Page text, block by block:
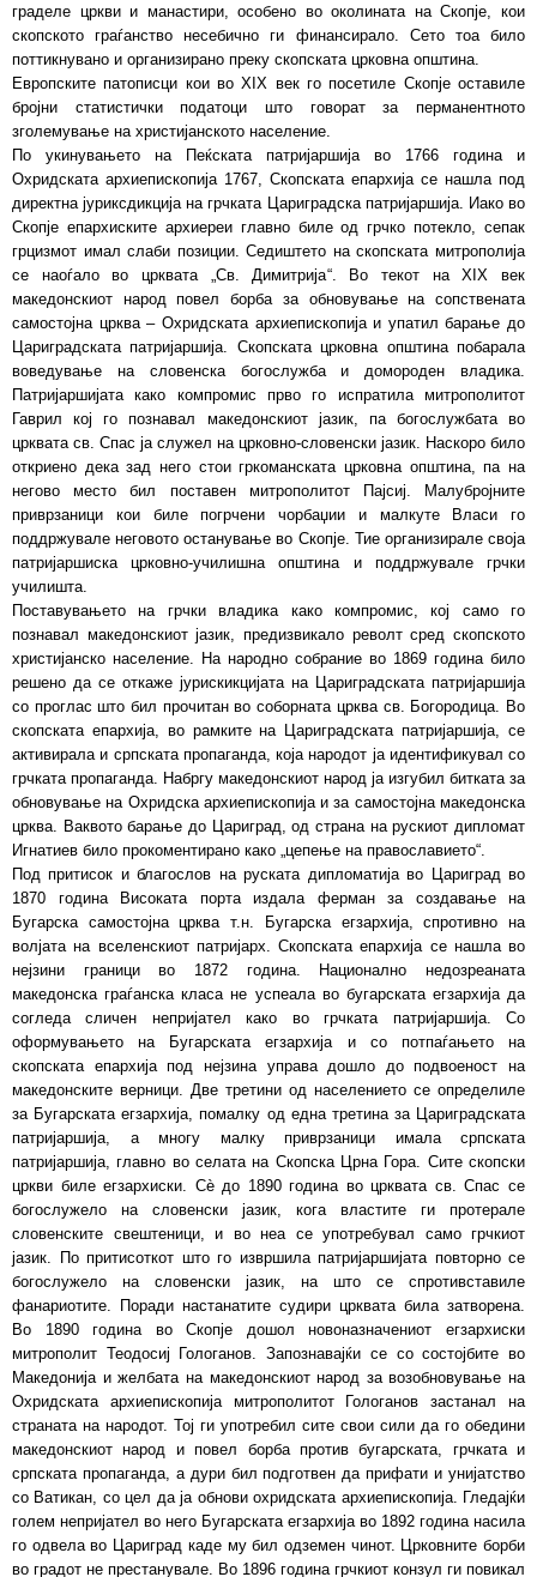
граделе цркви и манастири, особено во околината на Скопје, кои
скопското граѓанство несебично ги финансирало. Сето тоа било
поттикнувано и организирано преку скопската црковна општина.
Европските патописци кои во XIX век го посетиле Скопје оставиле
бројни статистички податоци што говорат за перманентното
зголемување на христијанското население.
По укинувањето на Пеќската патријаршија во 1766 година и
Охридската архиепископија 1767, Скопската епархија се нашла под
директна јуриксдикција на грчката Цариградска патријаршија. Иако во
Скопје епархиските архиереи главно биле од грчко потекло, сепак
грцизмот имал слаби позиции. Седиштето на скопската митрополија
се наоѓало во црквата „Св. Димитрија“. Во текот на XIX век
македонскиот народ повел борба за обновување на сопствената
самостојна црква – Охридската архиепископија и упатил барање до
Цариградската патријаршија. Скопската црковна општина побарала
воведување на словенска богослужба и домороден владика.
Патријаршијата како компромис прво го испратила митрополитот
Гаврил кој го познавал македонскиот јазик, па богослужбата во
црквата св. Спас ја служел на црковно-словенски јазик. Наскоро било
откриено дека зад него стои гркоманската црковна општина, па на
негово место бил поставен митрополитот Пајсиј. Малубројните
приврзаници кои биле погрчени чорбаџии и малкуте Власи го
поддржувале неговото останување во Скопје. Тие организирале своја
патријаршиска црковно-училишна општина и поддржувале грчки
училишта.
Поставувањето на грчки владика како компромис, кој само го
познавал македонскиот јазик, предизвикало револт сред скопското
христијанско население. На народно собрание во 1869 година било
решено да се откаже јурискикцијата на Цариградската патријаршија
со проглас што бил прочитан во соборната црква св. Богородица. Во
скопската епархија, во рамките на Цариградската патријаршија, се
активирала и српската пропаганда, која народот ја идентификувал со
грчката пропаганда. Набргу македонскиот народ ја изгубил битката за
обновување на Охридска архиепископија и за самостојна македонска
црква. Ваквото барање до Цариград, од страна на рускиот дипломат
Игнатиев било прокоментирано како „цепење на православието“.
Под притисок и благослов на руската дипломатија во Цариград во
1870 година Високата порта издала ферман за создавање на
Бугарска самостојна црква т.н. Бугарска егзархија, спротивно на
волјата на вселенскиот патријарх. Скопската епархија се нашла во
нејзини граници во 1872 година. Национално недозреаната
македонска граѓанска класа не успеала во бугарската егзархија да
согледа сличен непријател како во грчката патријаршија. Со
оформувањето на Бугарската егзархија и со потпаѓањето на
скопската епархија под нејзина управа дошло до подвоеност на
македонските верници. Две третини од населението се определиле
за Бугарската егзархија, помалку од една третина за Цариградската
патријаршија, а многу малку приврзаници имала српската
патријаршија, главно во селата на Скопска Црна Гора. Сите скопски
цркви биле егзархиски. Сѐ до 1890 година во црквата св. Спас се
богослужело на словенски јазик, кога властите ги протерале
словенските свештеници, и во неа се употребувал само грчкиот
јазик. По притисоткот што го извршила патријаршијата повторно се
богослужело на словенски јазик, на што се спротивставиле
фанариотите. Поради настанатите судири црквата била затворена.
Во 1890 година во Скопје дошол новоназначениот егзархиски
митрополит Теодосиј Гологанов. Запознавајќи се со состојбите во
Македонија и желбата на македонскиот народ за возобновување на
Охридската архиепископија митрополитот Гологанов застанал на
страната на народот. Тој ги употребил сите свои сили да го обедини
македонскиот народ и повел борба против бугарската, грчката и
српската пропаганда, а дури бил подготвен да прифати и унијатство
со Ватикан, со цел да ја обнови охридската архиепископија. Гледајќи
голем непријател во него Бугарската егзархија во 1892 година насила
го одвела во Цариград каде му бил одземен чинот. Црковните борби
во градот не престанувале. Во 1896 година грчкиот конзул ги повикал